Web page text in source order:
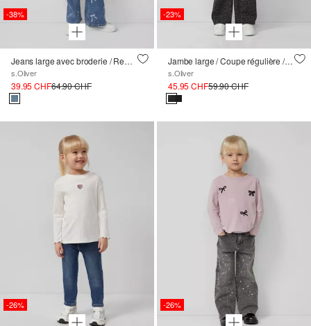
-38%
Jeans large avec broderie / Regular Fit / Mid Rise
s.Oliver
39.95 CHF64.90 CHF
-23%
Jambe large / Coupe régulière / Taille haute
s.Oliver
45.95 CHF59.90 CHF
-26% -26%